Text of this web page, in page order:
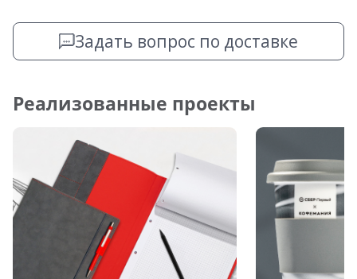
Задать вопрос по доставке
Реализованные проекты